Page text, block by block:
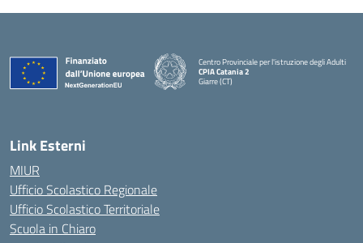
Centro Provinciale per l'istruzione degli Adulti
CPIA Catania 2
Giarre (CT)
Link Esterni
MIUR
Ufficio Scolastico Regionale
Ufficio Scolastico Territoriale
Scuola in Chiaro